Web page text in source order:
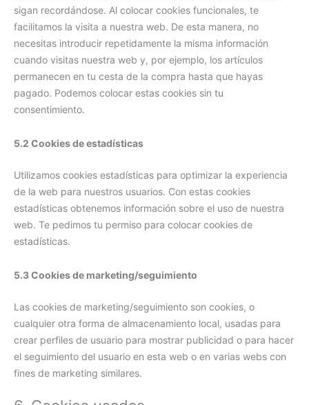
sigan recordándose. Al colocar cookies funcionales, te
facilitamos la visita a nuestra web. De esta manera, no
necesitas introducir repetidamente la misma información
cuando visitas nuestra web y, por ejemplo, los artículos
permanecen en tu cesta de la compra hasta que hayas
pagado. Podemos colocar estas cookies sin tu
consentimiento.
5.2 Cookies de estadísticas
Utilizamos cookies estadísticas para optimizar la experiencia
de la web para nuestros usuarios. Con estas cookies
estadísticas obtenemos información sobre el uso de nuestra
web. Te pedimos tu permiso para colocar cookies de
estadísticas.
5.3 Cookies de marketing/seguimiento
Las cookies de marketing/seguimiento son cookies, o
cualquier otra forma de almacenamiento local, usadas para
crear perfiles de usuario para mostrar publicidad o para hacer
el seguimiento del usuario en esta web o en varias webs con
fines de marketing similares.